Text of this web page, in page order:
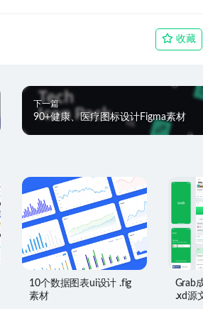
收藏
下一篇
90+健康、医疗图标设计Figma素材
10个数据图表ui设计 .fig
素材
Grab
.xd源